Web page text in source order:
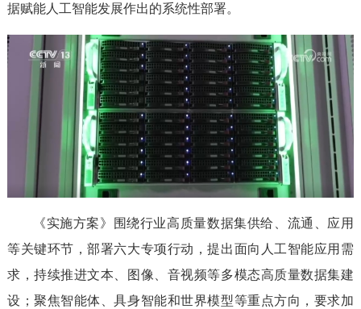
i
d
e
o
据赋能人工智能发展作出的系统性部署。
《实施方案》围绕行业高质量数据集供给、流通、应用
等关键环节，部署六大专项行动，提出面向人工智能应用需
求，持续推进文本、图像、音视频等多模态高质量数据集建
设；聚焦智能体、具身智能和世界模型等重点方向，要求加